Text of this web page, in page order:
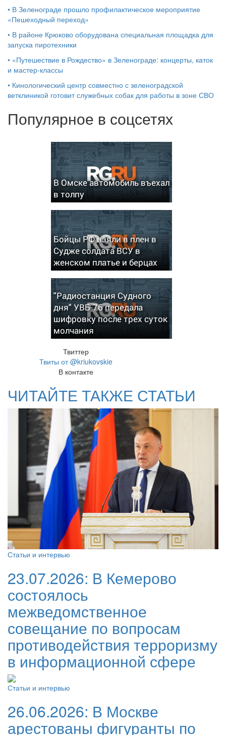
• В Зеленограде прошло профилактическое мероприятие
«Пешеходный переход»
• В районе Крюково оборудована специальная площадка для
запуска пиротехники
• «Путешествие в Рождество» в Зеленограде: концерты, каток
и мастер‑классы
• Кинологический центр совместно с зеленоградской
ветклиникой готовит служебных собак для работы в зоне СВО
Популярное в соцсетях
В Омске автомобиль въехал
в толпу
Бойцы РФ взяли в плен в
Судже солдата ВСУ в
женском платье и берцах
"Радиостанция Судного
дня" УВБ-76 передала
шифровку после трех суток
молчания
Твиттер
Твиты от @kriukovskie
В контакте
ЧИТАЙТЕ ТАКЖЕ СТАТЬИ
Статьи и интервью
23.07.2026: В Кемерово
состоялось
межведомственное
совещание по вопросам
противодействия терроризму
в информационной сфере
Статьи и интервью
26.06.2026: В Москве
арестованы фигуранты по